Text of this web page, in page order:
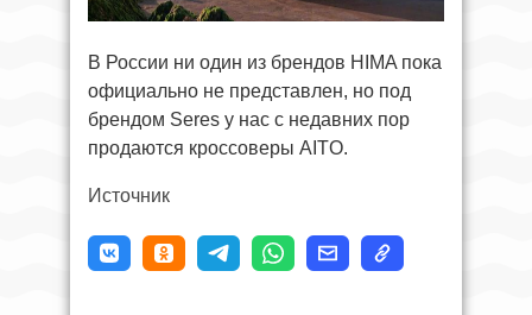
В России ни один из брендов HIMA пока
официально не представлен, но под
брендом Seres у нас с недавних пор
продаются кроссоверы AITO.
Источник